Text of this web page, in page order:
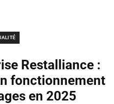
Restalliance :
fonctionnement
en 2025